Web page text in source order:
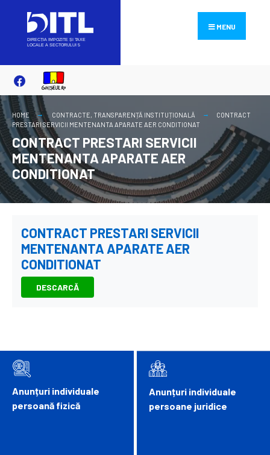
content
MENU
HOME CONTRACTE, TRANSPARENȚĂ INSTITUȚIONALĂ
CONTRACT
PRESTARI SERVICII MENTENANTA APARATE AER CONDITIONAT
CONTRACT PRESTARI SERVICII
MENTENANTA APARATE AER
CONDITIONAT
CONTRACT PRESTARI SERVICII
MENTENANTA APARATE AER
CONDITIONAT
DESCARCĂ
Anunțuri individuale
persoană fizică
Anunțuri individuale
persoane juridice
for: